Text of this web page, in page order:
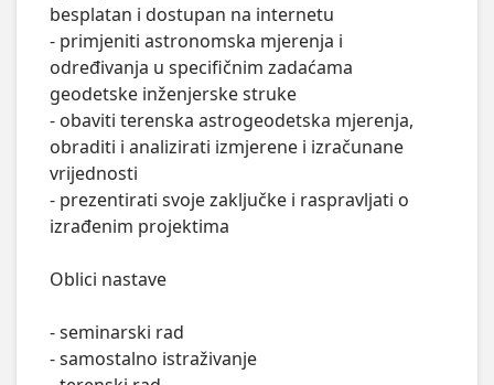
besplatan i dostupan na internetu
- primjeniti astronomska mjerenja i
određivanja u specifičnim zadaćama
geodetske inženjerske struke
- obaviti terenska astrogeodetska mjerenja,
obraditi i analizirati izmjerene i izračunane
vrijednosti
- prezentirati svoje zaključke i raspravljati o
izrađenim projektima
Oblici nastave
- seminarski rad
- samostalno istraživanje